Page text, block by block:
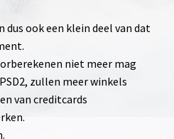
dus ook een klein deel van dat
niet meer mag
zullen meer winkels
van creditcards